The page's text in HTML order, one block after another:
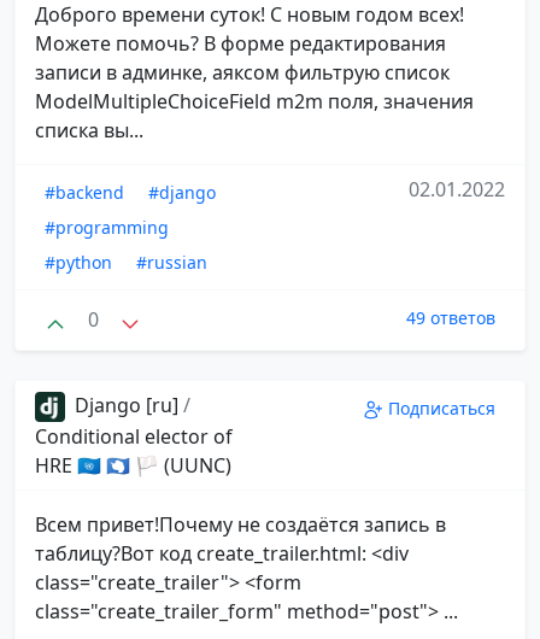
Доброго времени суток! С новым годом всех!
Можете помочь? В форме редактирования
записи в админке, аяксом фильтрую список
ModelMultipleChoiceField m2m поля, значения
списка вы...
#backend
#django
#programming
#python
#russian
02.01.2022
0 49 ответов
Django [ru] /
Conditional elector of
HRE 🇺🇳 🇦🇶 🏳 (UUNC)
Подписаться
Всем привет!Почему не создаётся запись в
таблицу?Вот код create_trailer.html: <div
class="create_trailer"> <form
class="create_trailer_form" method="post"> ...